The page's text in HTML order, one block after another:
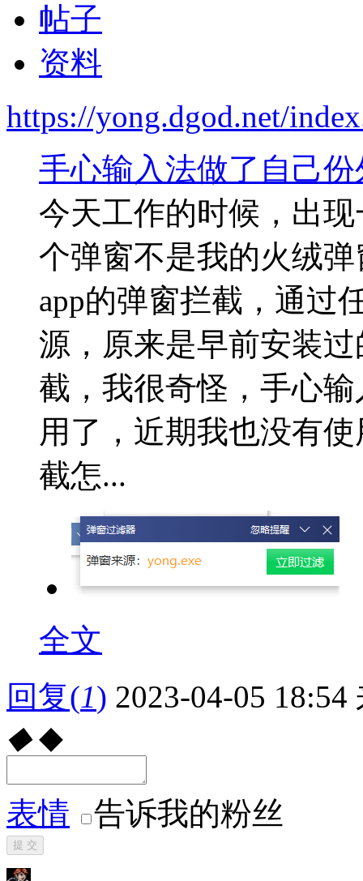
帖子
资料
https://yong.dgod.net/
手心输入法做了自己
今天工作的时候，出
个弹窗不是我的火绒
app的弹窗拦截，通过
源，原来是早前安装
截，我很奇怪，手心
用了，近期我也没有
截怎...
全文
回复(1) 2023-04-05 18:54
◆ ◆
表情 告诉我的粉丝
提 交